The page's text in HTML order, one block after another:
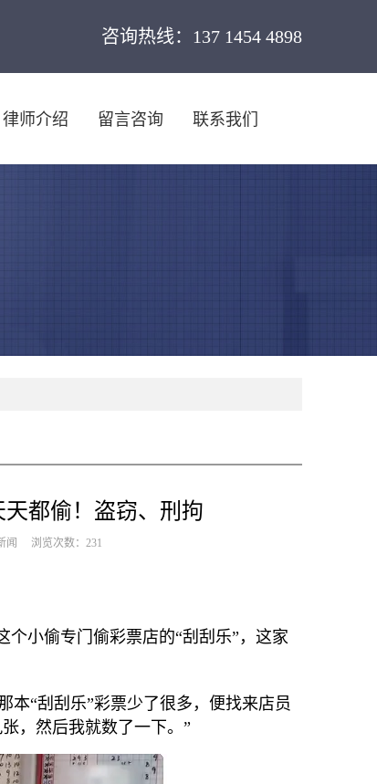
咨询热线：137 1454 4898
律师介绍 留言咨询 联系我们
都偷！盗窃、刑拘
闻 浏览次数： 231
小偷专门偷彩票店的“刮刮乐”，这家
“刮刮乐”彩票少了很多，便找来店员
，然后我就数了一下。”